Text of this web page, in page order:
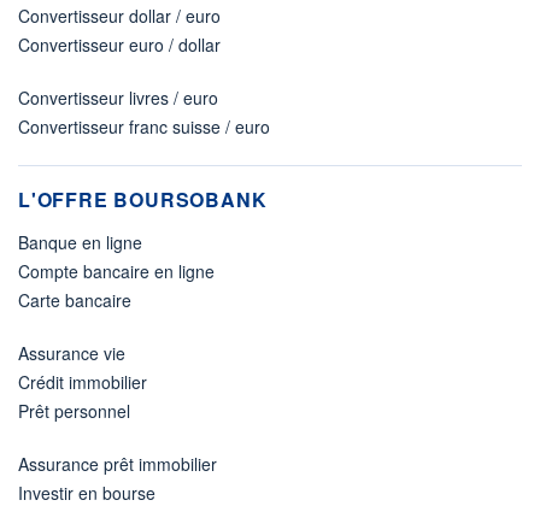
Convertisseur dollar / euro
Convertisseur euro / dollar
Convertisseur livres / euro
Convertisseur franc suisse / euro
L'OFFRE BOURSOBANK
Banque en ligne
Compte bancaire en ligne
Carte bancaire
Assurance vie
Crédit immobilier
Prêt personnel
Assurance prêt immobilier
Investir en bourse